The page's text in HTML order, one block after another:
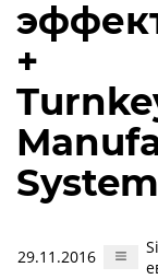
+
29.11.2016